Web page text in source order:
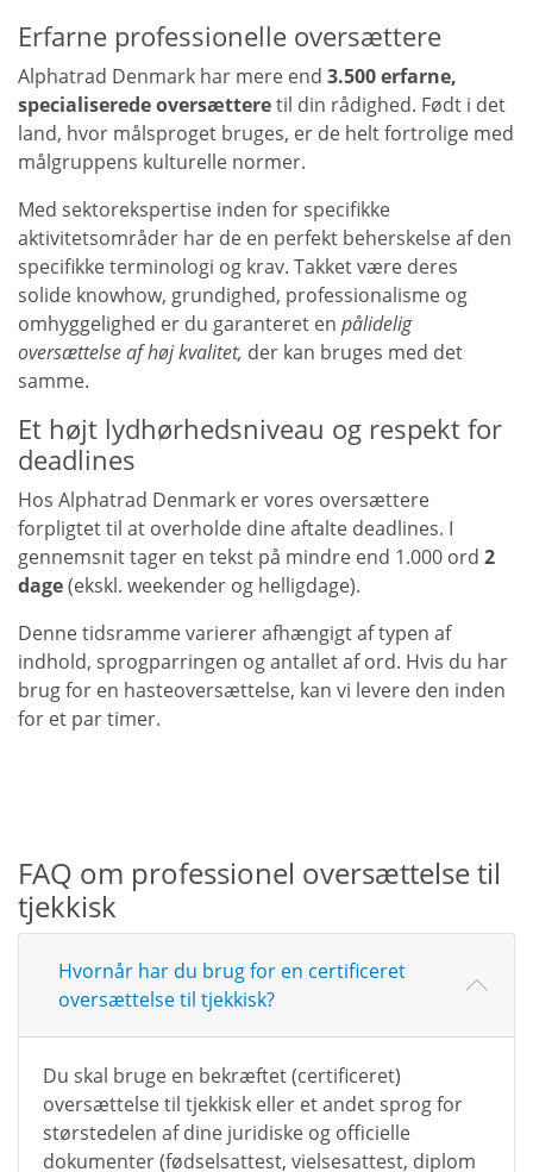
Erfarne professionelle oversættere
Alphatrad Denmark har mere end 3.500 erfarne,
specialiserede oversætteretil din rådighed. Født i det
land, hvor målsproget bruges, er de helt fortrolige med
målgruppens kulturelle normer.
Med sektorekspertise inden for specifikke
aktivitetsområder har de en perfekt beherskelse af den
specifikke terminologi og krav. Takket være deres
solide knowhow, grundighed, professionalisme og
omhyggelighed er du garanteret en pålidelig
oversættelse af høj kvalitet, der kan bruges med det
samme.
Et højt lydhørhedsniveau og respekt for
deadlines
Hos Alphatrad Denmark er vores oversættere
forpligtet til at overholde dine aftalte deadlines. I
gennemsnit tager en tekst på mindre end 1.000 ord 2
dage(ekskl. weekender og helligdage).
Denne tidsramme varierer afhængigt af typen af
indhold, sprogparringen og antallet af ord. Hvis du har
brug for en hasteoversættelse, kan vi levere den inden
for et par timer.
FAQ om professionel oversættelse til
tjekkisk
Hvornår har du brug for en certificeret
oversættelse til tjekkisk?
Du skal bruge en bekræftet (certificeret)
oversættelse til tjekkisk eller et andet sprog for
størstedelen af dine juridiske og officielle
dokumenter (fødselsattest, vielsesattest, diplom